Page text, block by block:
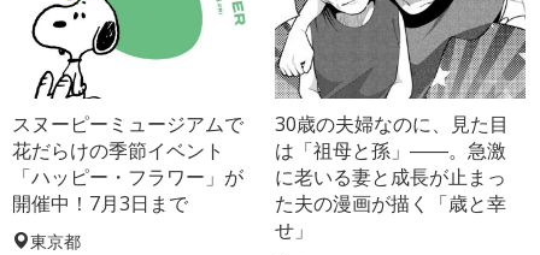
スヌーピーミュージアムで
花だらけの季節イベント
「ハッピー・フラワー」が
開催中！7月3日まで
東京都
30歳の夫婦なのに、見た目
は「祖母と孫」――。急激
に老いる妻と成長が止まっ
た夫の漫画が描く「歳と幸
せ」